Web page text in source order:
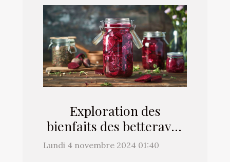
Exploration des
bienfaits des betteraves
fermentées enrichies en
Lundi 4 novembre 2024 01:40